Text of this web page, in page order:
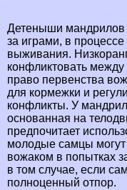
Детеныши мaндрилов
за играми, в
выживания.
конфликтовать между
право первенства
для кормежки и
конфликты. У
основанная на
предпочитает
молодые самцы могут
вожаком в попытках
в том случае, если
полноценный отпор.